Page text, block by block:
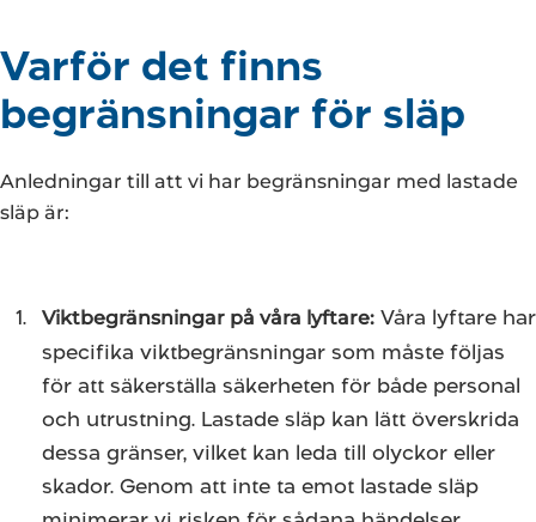
Varför det finns
begränsningar för släp
Anledningar till att vi har begränsningar med lastade
släp är:
Viktbegränsningar på våra lyftare: Våra lyftare har
specifika viktbegränsningar som måste följas
för att säkerställa säkerheten för både personal
och utrustning. Lastade släp kan lätt överskrida
dessa gränser, vilket kan leda till olyckor eller
skador. Genom att inte ta emot lastade släp